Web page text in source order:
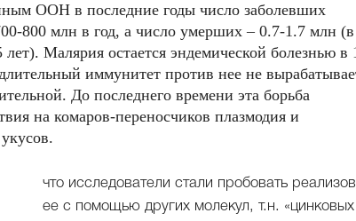
ООН в последние годы число заболевших
800 млн в год, а число умерших – 0.7-1.7 млн (в
Малярия остается эндемической болезнью в
иммунитет против нее не
До последнего времени эта борьба
на комаров-переносчиков плазмодия и
что исследователи стали пробовать
ее с помощью других молекул, т.н. «цинковых